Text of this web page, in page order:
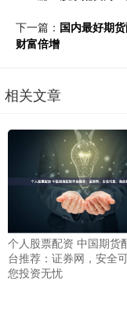
下一篇： 国内最好期
财富倍增
相关文章
个人股票配资 中国期货
台推荐：证券网，安全
您投资无忧